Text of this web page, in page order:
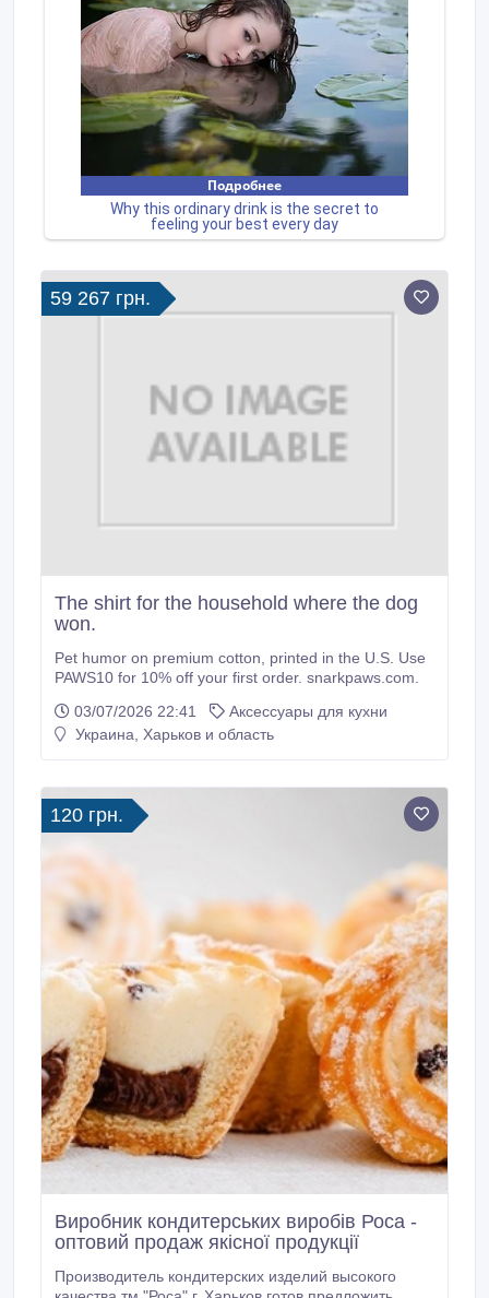
59 267 грн.
The shirt for the household where the dog
won.
Pet humor on premium cotton, printed in the U.S. Use
PAWS10 for 10% off your first order. snarkpaws.com.
03/07/2026 22:41
Аксессуары для кухни
Украина, Харьков и область
120 грн.
Виробник кондитерських виробів Роса -
оптовий продаж якісної продукції
Производитель кондитерских изделий высокого